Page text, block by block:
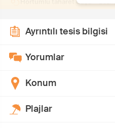
Ayrıntılı tesis bilgisi
Yorumlar
Konum
Plajlar